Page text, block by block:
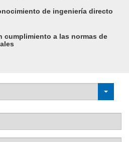
de ingeniería directo
cumplimiento a las normas de